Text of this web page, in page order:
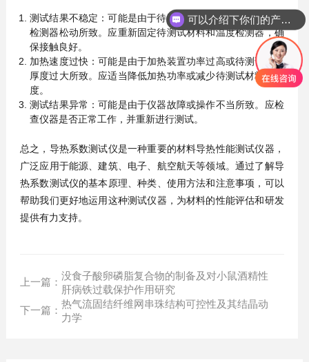
测试结果不稳定：可能是由于待测试材料厚度不均匀或温度
检测器松动所致。应重新固定待测试材料和温度检测器，确
保接触良好。
加热速度过快：可能是由于加热装置功率过高或待测试材料
厚度过大所致。应适当降低加热功率或减少待测试材料的厚
度。
测试结果异常：可能是由于仪器故障或操作不当所致。应检
查仪器是否正常工作，并重新进行测试。
总之，导热系数测试仪是一种重要的材料导热性能测试仪器，
广泛应用于能源、建筑、电子、航空航天等领域。通过了解导
热系数测试仪的基本原理、种类、使用方法和注意事项，可以
帮助我们更好地运用这种测试仪器，为材料的性能评估和研发
提供有力支持。
上一篇：
没食子酸卵磷脂复合物的制备及对小鼠酒精性
肝病铁过载保护作用研究
下一篇：
热气流固结纤维网串珠结构可控性及其结晶动
力学
可以介绍下你们的产品么？